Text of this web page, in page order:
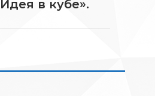
в кубе».